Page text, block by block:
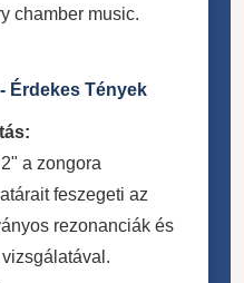
chamber music.
Érdekes Tények
a zongora
feszegeti az
rezonanciák és